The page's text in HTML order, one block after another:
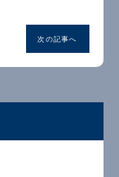
次の記事へ